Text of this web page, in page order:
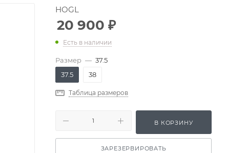
HOGL
20 900 ₽
Есть в наличии
Размер — 37.5
37.5
38
Таблица размеров
В КОРЗИНУ
ЗАРЕЗЕРВИРОВАТЬ